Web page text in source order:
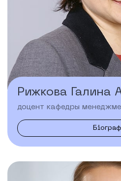
Рижкова Галина
доцент кафедры